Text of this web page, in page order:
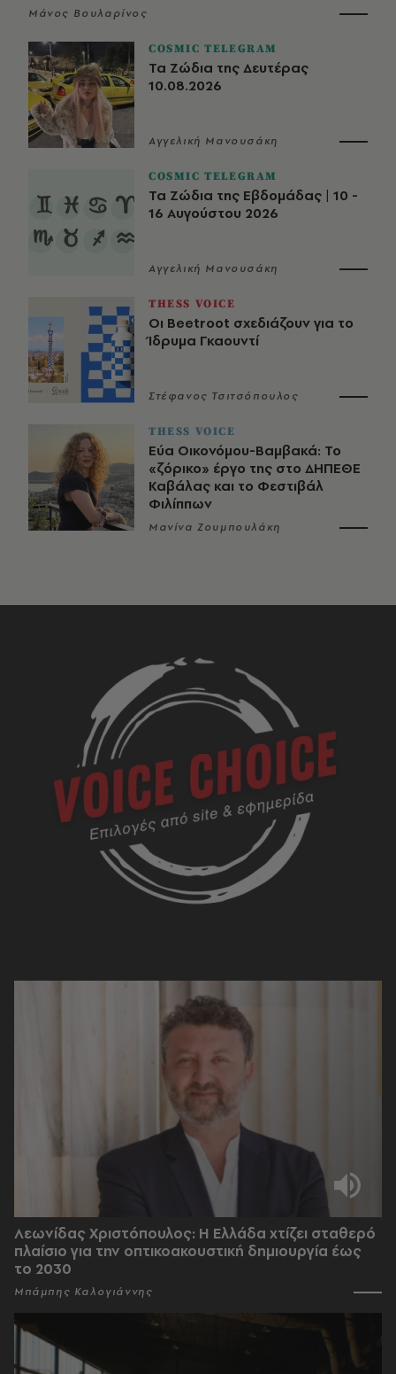
Μάνος Βουλαρίνος
COSMIC TELEGRAM
Τα Ζώδια της Δευτέρας
10.08.2026
Αγγελική Μανουσάκη
COSMIC TELEGRAM
Τα Ζώδια της Εβδομάδας | 10 -
16 Αυγούστου 2026
Αγγελική Μανουσάκη
THESS VOICE
Οι Beetroot σχεδιάζουν για το
Ίδρυμα Γκαουντί
Στέφανος Τσιτσόπουλος
THESS VOICE
Εύα Οικονόμου-Βαμβακά: Το
«ζόρικο» έργο της στο ΔΗΠΕΘΕ
Καβάλας και το Φεστιβάλ
Φιλίππων
Μανίνα Ζουμπουλάκη
Λεωνίδας Χριστόπουλος: Η Ελλάδα χτίζει σταθερό
πλαίσιο για την οπτικοακουστική δημιουργία έως
το 2030
Μπάμπης Καλογιάννης